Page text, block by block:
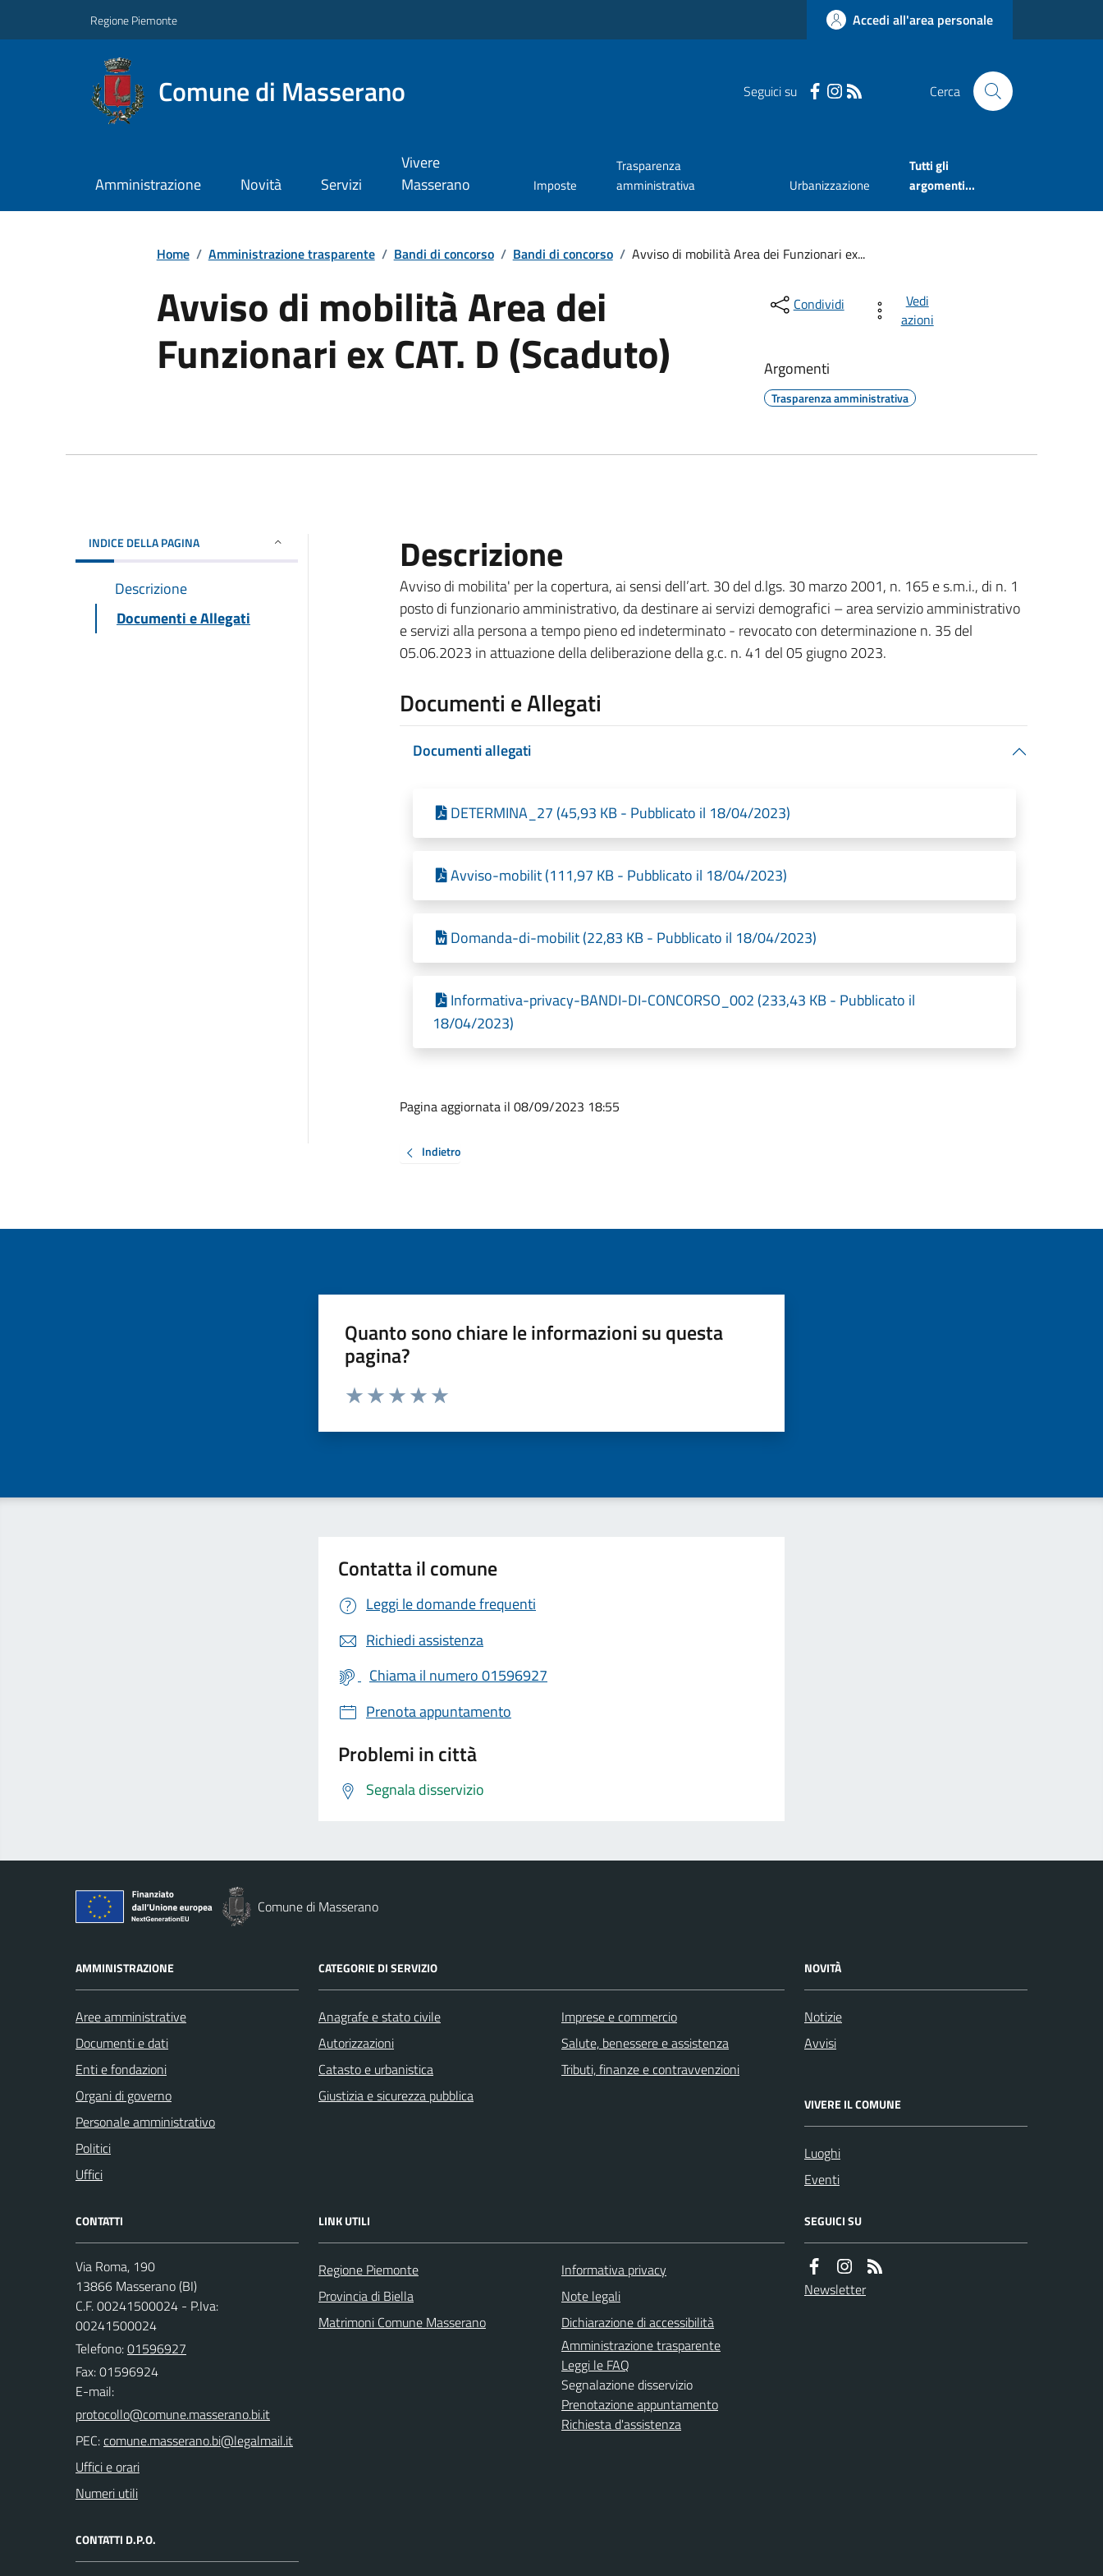
Regione Piemonte Accedi all'area personale
Comune di Masserano Seguici su Cerca
Amministrazione Novità Servizi
Vivere
Masserano
Imposte
Trasparenza
amministrativa
Urbanizzazione
Tutti gli
argomenti...
Home / Amministrazione trasparente / Bandi di concorso / Bandi di concorso / Avviso di mobilità Area dei Funzionari ex...
Avviso di mobilità Area dei
Funzionari ex CAT. D (Scaduto)
Condividi
Vedi
azioni
Argomenti
Trasparenza amministrativa
INDICE DELLA PAGINA
Descrizione
Documenti e Allegati
Descrizione
Avviso di mobilita' per la copertura, ai sensi dell’art. 30 del d.lgs. 30 marzo 2001, n. 165 e s.m.i., di n. 1
posto di funzionario amministrativo, da destinare ai servizi demografici – area servizio amministrativo
e servizi alla persona a tempo pieno ed indeterminato - revocato con determinazione n. 35 del
05.06.2023 in attuazione della deliberazione della g.c. n. 41 del 05 giugno 2023.
Documenti e Allegati
Documenti allegati
DETERMINA_27 (45,93 KB - Pubblicato il 18/04/2023)
Avviso-mobilit (111,97 KB - Pubblicato il 18/04/2023)
Domanda-di-mobilit (22,83 KB - Pubblicato il 18/04/2023)
Informativa-privacy-BANDI-DI-CONCORSO_002 (233,43 KB - Pubblicato il
18/04/2023)
Pagina aggiornata il 08/09/2023 18:55
Indietro
Quanto sono chiare le informazioni su questa
pagina?
Valuta da 1 a 5 stelle la pagina
Contatta il comune
Leggi le domande frequenti
Richiedi assistenza
Chiama il numero 01596927
Prenota appuntamento
Problemi in città
Segnala disservizio
Comune di Masserano
AMMINISTRAZIONE
Aree amministrative
Documenti e dati
Enti e fondazioni
Organi di governo
Personale amministrativo
Politici
Uffici
CATEGORIE DI SERVIZIO
Anagrafe e stato civile
Autorizzazioni
Catasto e urbanistica
Giustizia e sicurezza pubblica
Imprese e commercio
Salute, benessere e assistenza
Tributi, finanze e contravvenzioni
NOVITÀ
Notizie
Avvisi
VIVERE IL COMUNE
Luoghi
Eventi
CONTATTI
Via Roma, 190
13866 Masserano (BI)
C.F. 00241500024 - P.Iva:
00241500024
Telefono:01596927
Fax: 01596924
E-mail:
PEC:
Uffici e orari
Numeri utili
CONTATTI D.P.O.
LINK UTILI
Regione Piemonte
Provincia di Biella
Matrimoni Comune Masserano
Informativa privacy
Note legali
Dichiarazione di accessibilità
Amministrazione trasparente
Leggi le FAQ
Segnalazione disservizio
Prenotazione appuntamento
Richiesta d'assistenza
SEGUICI SU
Newsletter